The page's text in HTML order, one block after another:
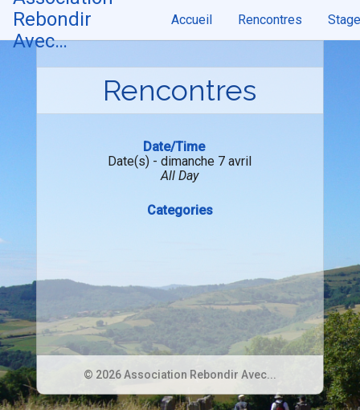
Skip
content
Rebondir
Avec…
Accueil Rencontres
Rencontres
Date/Time
Date(s) - dimanche 7 avril
All Day
Categories
© 2026 Association Rebondir Avec...